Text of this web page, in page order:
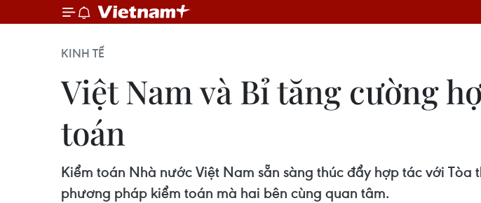
KINH TẾ
Việt Nam và Bỉ tăng cường
toán
Kiểm toán Nhà nước Việt Nam sẵn sàng thúc đẩy hợp tác với
phương pháp kiểm toán mà hai bên cùng quan tâm.